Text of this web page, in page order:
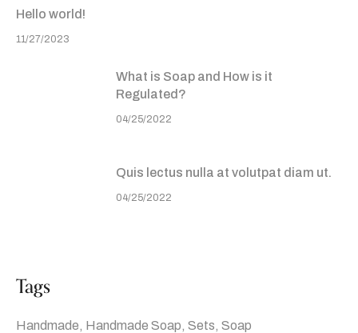
Hello world!
11/27/2023
What is Soap and How is it
Regulated?
04/25/2022
Quis lectus nulla at volutpat diam ut.
04/25/2022
Tags
Handmade Handmade Soap Sets Soap